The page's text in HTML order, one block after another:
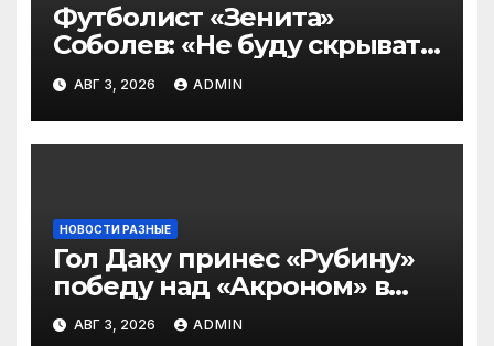
Футболист «Зенита»
Соболев: «Не буду скрывать
— в Оренбурге всегда
тяжело играть»
АВГ 3, 2026 ADMIN
НОВОСТИ РАЗНЫЕ
Гол Даку принес «Рубину»
победу над «Акроном» в
матче РПЛ
АВГ 3, 2026 ADMIN